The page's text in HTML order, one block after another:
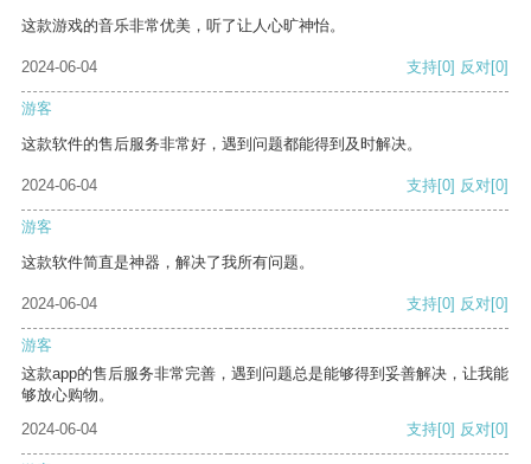
这款游戏的音乐非常优美，听了让人心旷神怡。
2024-06-04 支持[0] 反对[0]
游客
这款软件的售后服务非常好，遇到问题都能得到及时解决。
2024-06-04 支持[0] 反对[0]
游客
这款软件简直是神器，解决了我所有问题。
2024-06-04 支持[0] 反对[0]
游客
这款app的售后服务非常完善，遇到问题总是能够得到妥善解决，让我能
够放心购物。
2024-06-04
支持[0] 反对[0]